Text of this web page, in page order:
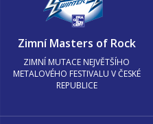
Zimní Masters of Rock
ZIMNÍ MUTACE NEJVĚTŠÍHO
METALOVÉHO FESTIVALU V ČESKÉ
REPUBLICE